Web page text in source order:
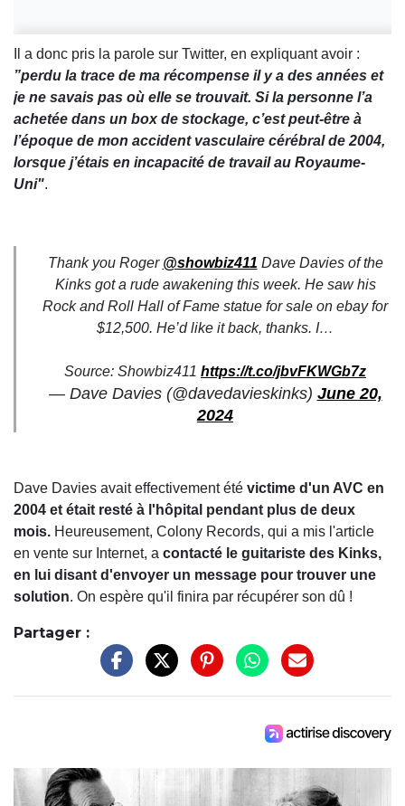
Il a donc pris la parole sur Twitter, en expliquant avoir :
”perdu la trace de ma récompense il y a des années et
je ne savais pas où elle se trouvait. Si la personne l’a
achetée dans un box de stockage, c’est peut-être à
l’époque de mon accident vasculaire cérébral de 2004,
lorsque j’étais en incapacité de travail au Royaume-
Uni".
Thank you Roger @showbiz411 Dave Davies of the
Kinks got a rude awakening this week. He saw his
Rock and Roll Hall of Fame statue for sale on ebay for
$12,500. He’d like it back, thanks. I…
Source: Showbiz411 https://t.co/jbvFKWGb7z
— Dave Davies (@davedavieskinks) June 20,
2024
Dave Davies avait effectivement été victime d'un AVC en
2004 et était resté à l'hôpital pendant plus de deux
mois. Heureusement, Colony Records, qui a mis l'article
en vente sur Internet, a contacté le guitariste des Kinks,
en lui disant d'envoyer un message pour trouver une
solution. On espère qu'il finira par récupérer son dû !
Partager :